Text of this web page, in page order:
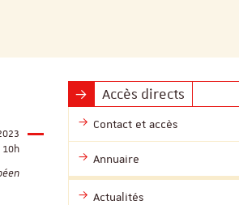
10h
Accès directs
Contact et accès
Annuaire
Actualités